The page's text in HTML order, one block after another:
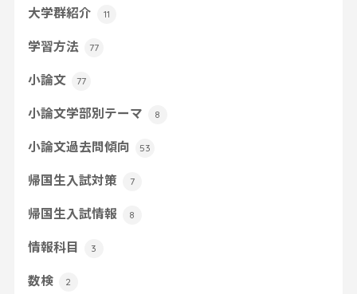
大学群紹介 11
学習方法 77
小論文 77
小論文学部別テーマ 8
小論文過去問傾向 53
帰国生入試対策 7
帰国生入試情報 8
情報科目 3
数検 2